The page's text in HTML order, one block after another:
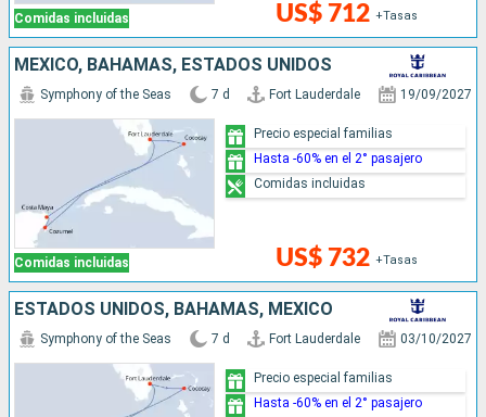
Comidas incluidas US$ 712 +Tasas
MÉXICO, BAHAMAS, ESTADOS UNIDOS
Comidas incluidas
Symphony of the Seas 7 d Fort Lauderdale 19/09/2027
US$ 732 +Tasas
Precio especial familias
Hasta -60% en el 2° pasajero
Comidas incluidas
ESTADOS UNIDOS, BAHAMAS, MÉXICO
Symphony of the Seas 7 d Fort Lauderdale 03/10/2027
Precio especial familias
Hasta -60% en el 2° pasajero